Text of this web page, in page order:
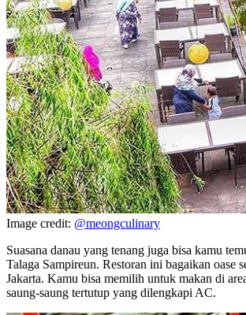
Image credit: @meongculinary
Suasana danau yang tenang juga bisa kamu
Talaga Sampireun. Restoran ini bagaikan oase
Jakarta. Kamu bisa memilih untuk makan di
saung-saung tertutup yang dilengkapi AC.